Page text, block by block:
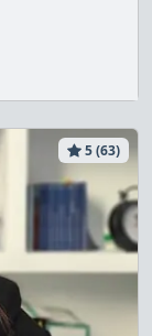
5 (63)